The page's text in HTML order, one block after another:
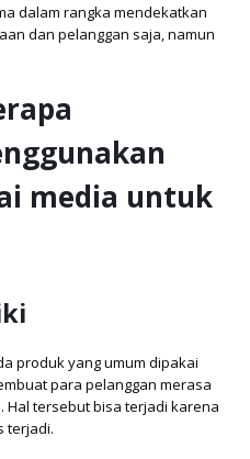
dalam rangka mendekatkan
dan pelanggan saja, namun
media untuk
produk yang umum dipakai
para pelanggan merasa
Hal tersebut bisa terjadi karena
terjadi.